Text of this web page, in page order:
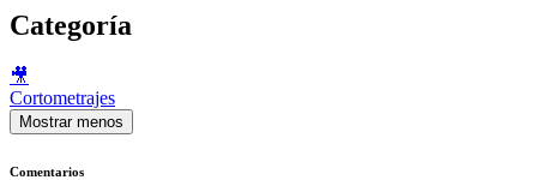
Categoría
🎥
Cortometrajes
Mostrar menos
Comentarios